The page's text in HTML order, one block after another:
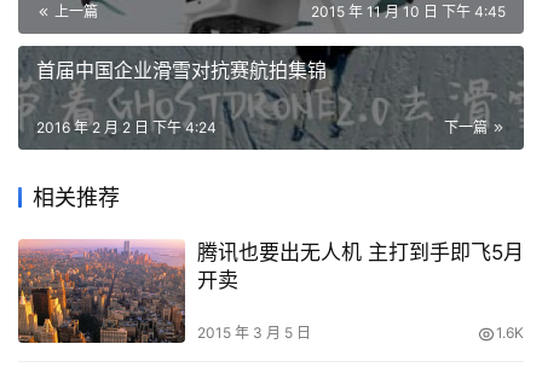
上一篇 2015 年 11 月 10 日 下午 4:45
首届中国企业滑雪对抗赛航拍集锦
下一篇
2016 年 2 月 2 日 下午 4:24
相关推荐
腾讯也要出无人机 主打到手即飞5月
开卖
2015 年 3 月 5 日 1.6K